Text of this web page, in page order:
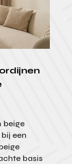
beige
een
basis